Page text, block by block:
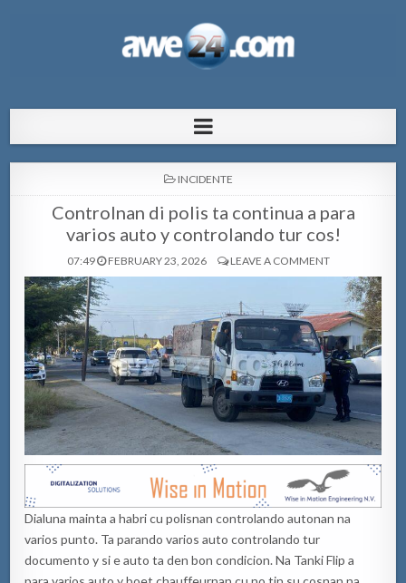
pa Aruba
POSTED
INCIDENTE
Controlnan di polis ta continua a para
varios auto y controlando tur cos!
07:49 FEBRUARY 23, 2026 LEAVE A COMMENT
Dialuna mainta a habri cu polisnan controlando autonan na
varios punto. Ta parando varios auto controlando tur
documento y si e auto ta den bon condicion. Na Tanki Flip a